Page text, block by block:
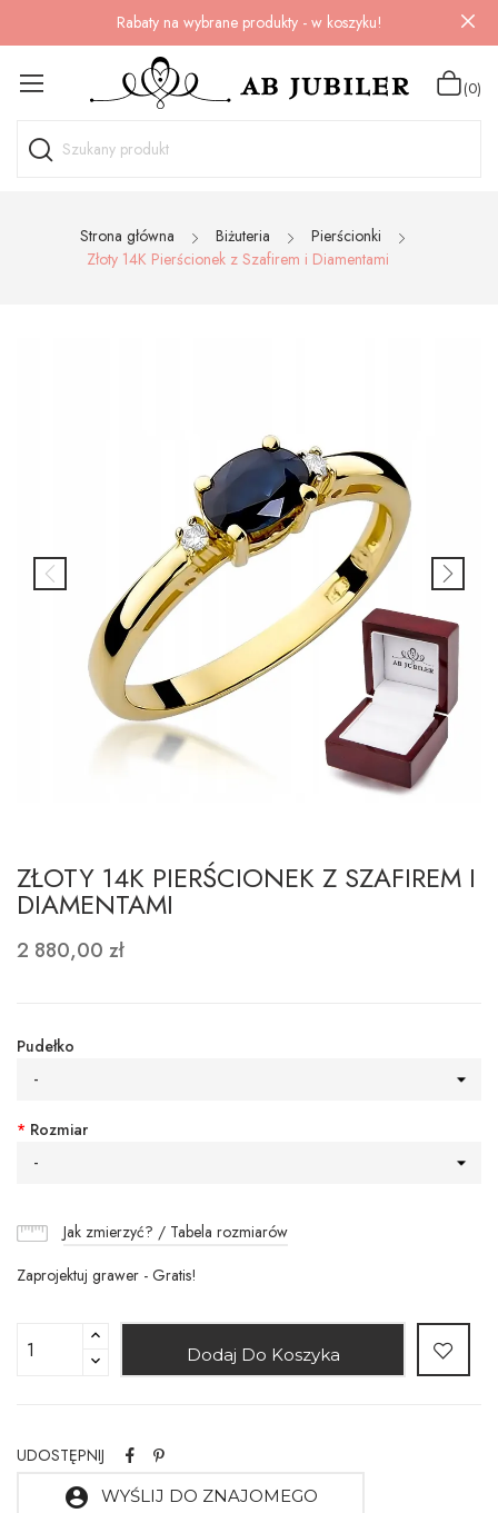
Rabaty na wybrane produkty - w koszyku!
(0)
Strona główna Biżuteria
Pierścionki
Złoty 14K Pierścionek z Szafirem i Diamentami
ZŁOTY 14K PIERŚCIONEK Z SZAFIREM I
DIAMENTAMI
2 880,00 zł
Pudełko
-
* Rozmiar
-
Jak zmierzyć? / Tabela rozmiarów
Zaprojektuj grawer - Gratis!
Dodaj Do Koszyka
UDOSTĘPNIJ
account_circle WYŚLIJ DO ZNAJOMEGO